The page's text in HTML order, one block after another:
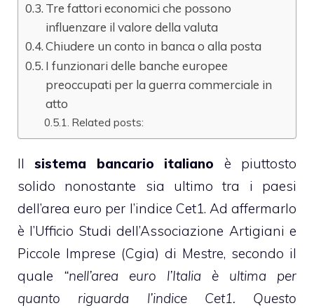
Tre fattori economici che possono
influenzare il valore della valuta
Chiudere un conto in banca o alla posta
I funzionari delle banche europee
preoccupati per la guerra commerciale in
atto
Related posts:
Ilsistema bancario italiano è piuttosto
solido nonostante sia ultimo tra i paesi
dell’area euro per l’indice Cet1. Ad affermarlo
è l’Ufficio Studi dell’Associazione Artigiani e
Piccole Imprese (Cgia) di Mestre, secondo il
quale “nell’area euro l’Italia è ultima per
quanto riguarda l’indice Cet1. Questo